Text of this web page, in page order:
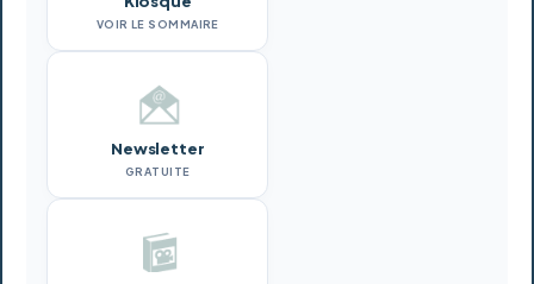
VOIR LE SOMMAIRE
Newsletter
GRATUITE